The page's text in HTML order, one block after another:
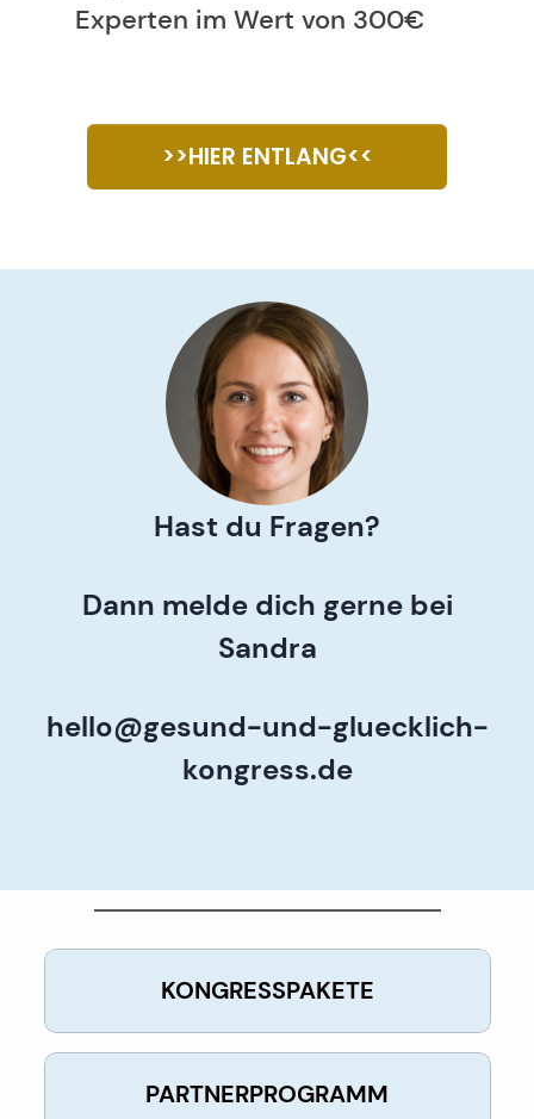
Experten im Wert von 300€
>>HIER ENTLANG<<
Hast du Fragen?
Dann melde dich gerne bei
Sandra
hello@gesund-und-gluecklich-
kongress.de
KONGRESSPAKETE
PARTNERPROGRAMM